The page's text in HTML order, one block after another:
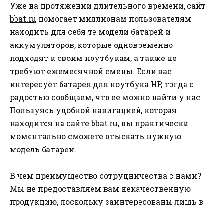
Уже на протяжении длительного времени, сайт
bbat.ru помогает миллионам пользователям
находить для себя те модели батарей и
аккумуляторов, которые одновременно
подходят к своим ноутбукам, а также не
требуют ежемесячной смены. Если вас
интересует батарея для ноутбука HP, тогда с
радостью сообщаем, что ее можно найти у нас.
Пользуясь удобной навигацией, которая
находится на сайте bbat.ru, вы практически
моментально сможете отыскать нужную
модель батареи.
В чем преимущество сотрудничества с нами?
Мы не предоставляем вам некачественную
продукцию, поскольку заинтересованы лишь в